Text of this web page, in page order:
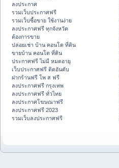
ลงประกาศ
รวมเว็บประกาศฟรี
รวมเว็บซื้อขาย ใช้งานง่าย
ลงประกาศฟรี ทุกจังหวัด
ต้องการขาย
ปล่อยเช่า บ้าน คอนโด ที่ดิน
ขายบ้าน คอนโด ที่ดิน
ประกาศฟรี ไม่มี หมดอายุ
เว็บประกาศฟรี ติดอันดับ
ฝากร้านฟรี โพ ส ฟรี
ลงประกาศฟรี กรุงเทพ
ลงประกาศฟรี ทั่วไทย
ลงประกาศโฆษณาฟรี
ลงประกาศฟรี 2023
รวมเว็บลงประกาศฟรี